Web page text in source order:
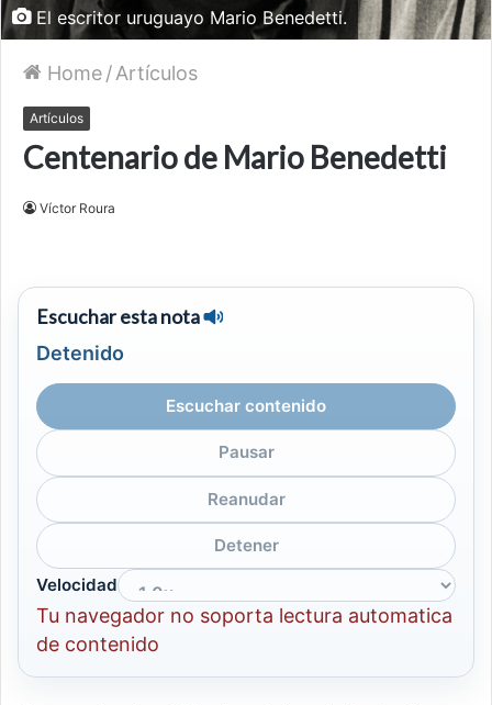
El escritor uruguayo Mario Benedetti.
Home/Artículos
Artículos
Centenario de Mario Benedetti
Víctor Roura
Escuchar esta nota
Detenido
Escuchar contenido
Pausar
Reanudar
Detener
Velocidad
Tu navegador no soporta lectura automatica
de contenido